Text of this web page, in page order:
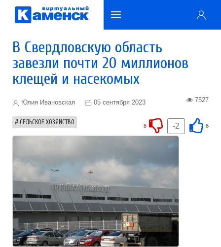
В Свердловскую область
завезли почти 20 миллионов
клещей и насекомых
Юлия Ивановская 05 сентября 2023 7527
СЕЛЬСКОЕ ХОЗЯЙСТВО 6
-2
8